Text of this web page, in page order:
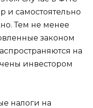
и самостоятельно
Тем не менее
законом
на
инвестором
налоги на